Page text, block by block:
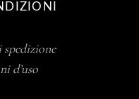
spedizione
d’uso